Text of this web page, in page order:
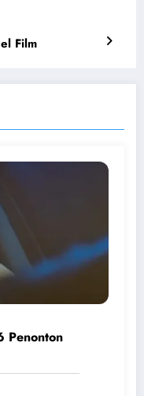
Film
Penonton